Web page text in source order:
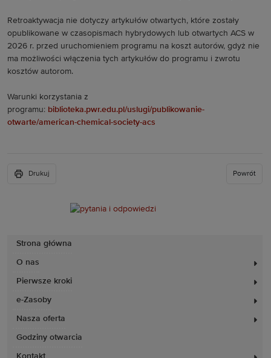
Strona główna
O nas
Pierwsze kroki
e-Zasoby
Nasza oferta
Godziny otwarcia
Kontakt
Retroaktywacja nie dotyczy artykułów otwartych, które zostały
opublikowane w czasopismach hybrydowych lub otwartych ACS w
2026 r. przed uruchomieniem programu na koszt autorów, gdyż nie
ma możliwości włączenia tych artykułów do programu i zwrotu
kosztów autorom.
Warunki korzystania z
programu: biblioteka.pwr.edu.pl/uslugi/publikowanie-
otwarte/american-chemical-society-acs
Drukuj Powrót